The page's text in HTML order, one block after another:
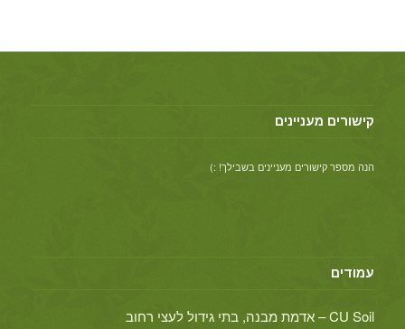
קישורים מעניינים
הנה מספר קישורים מעניינים בשבילך! :)
עמודים
CU Soil – אדמת מבנה, בתי גידול לעצי רחוב